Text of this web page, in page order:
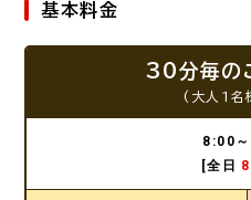
基本料金
30分毎の
(大人1名
8:00
[全日